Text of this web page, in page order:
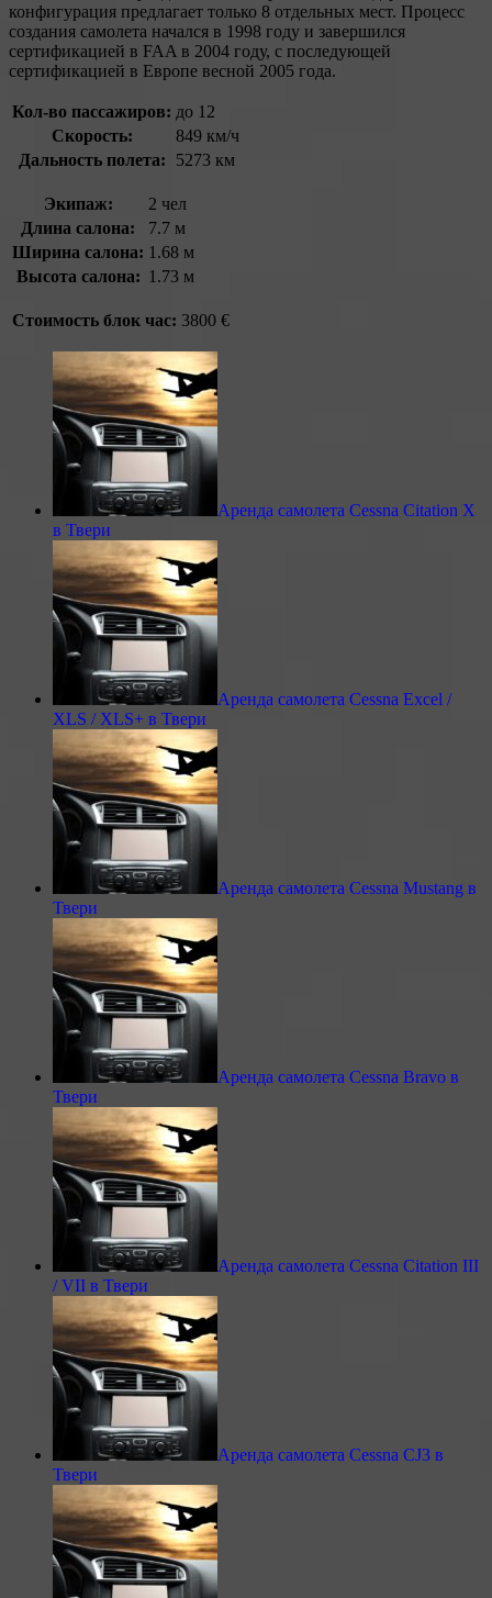
конфигурация предлагает только 8 отдельных мест. Процесс
создания самолета начался в 1998 году и завершился
сертификацией в FAA в 2004 году, с последующей
сертификацией в Европе весной 2005 года.
Кол-во пассажиров: до 12
Скорость:
849 км/ч
Дальность полета:
5273 км
Экипаж:
2 чел
Длина салона:
7.7 м
Ширина салона: 1.68 м
Высота салона: 1.73 м
Стоимость блок час: 3800 €
Аренда самолета Cessna Citation X
в Твери
Аренда самолета Cessna Excel /
XLS / XLS+ в Твери
Аренда самолета Cessna Mustang в
Твери
Аренда самолета Cessna Bravo в
Твери
Аренда самолета Cessna Citation III
/ VII в Твери
Аренда самолета Cessna CJ3 в
Твери